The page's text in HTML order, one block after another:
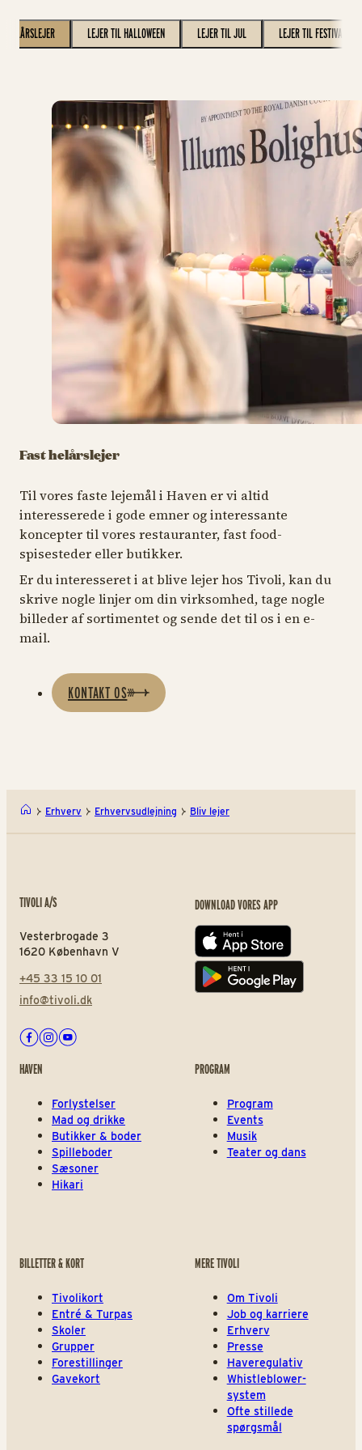
HELÅRSLEJER LEJER TIL HALLOWEEN LEJER TIL JUL LEJER TIL FESTIVALER
Fast helårslejer
Til vores faste lejemål i Haven er vi altid
interesserede i gode emner og interessante
koncepter til vores restauranter, fast food-
spisesteder eller butikker.
Er du interesseret i at blive lejer hos Tivoli, kan du
skrive nogle linjer om din virksomhed, tage nogle
billeder af sortimentet og sende det til os i en e-
mail.
KONTAKT OS
Erhverv Erhvervsudlejning Bliv lejer
TIVOLI A/S
Vesterbrogade 3
1620 København V
+45 33 15 10 01
info@tivoli.dk
Facebook
Instagram
Youtube
DOWNLOAD VORES APP
App store
Play store
HAVEN
Forlystelser
Mad og drikke
Butikker & boder
Spilleboder
Sæsoner
Hikari
PROGRAM
Program
Events
Musik
Teater og dans
BILLETTER & KORT
Tivolikort
Entré & Turpas
Skoler
Grupper
Forestillinger
Gavekort
MERE TIVOLI
Om Tivoli
Job og karriere
Erhverv
Presse
Haveregulativ
Whistleblower-
system
Ofte stillede
spørgsmål